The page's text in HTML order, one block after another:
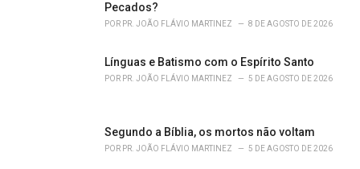
Pecados?
POR PR. JOÃO FLÁVIO MARTINEZ 8 DE AGOSTO DE 2026
Línguas e Batismo com o Espírito Santo
POR PR. JOÃO FLÁVIO MARTINEZ 5 DE AGOSTO DE 2026
Segundo a Bíblia, os mortos não voltam
POR PR. JOÃO FLÁVIO MARTINEZ 5 DE AGOSTO DE 2026